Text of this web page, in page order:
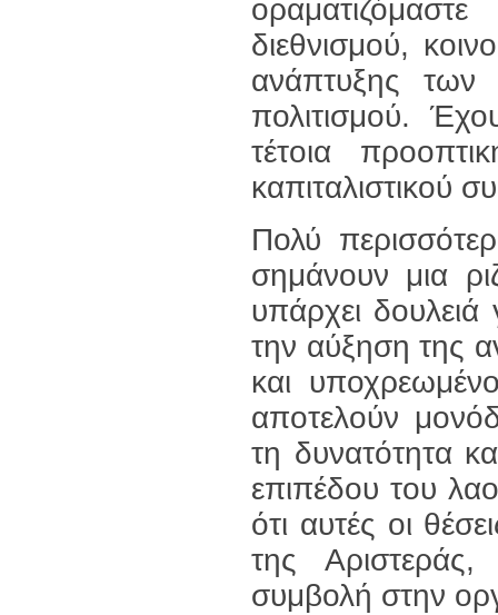
διεθνισμού,
ανάπτυξης των
πολιτισμού.
τέτοια
καπιταλιστικού
Πολύ
σημάνουν μια
υπάρχει δουλειά
την αύξηση της
και
αποτελούν
τη δυνατότητα
επιπέδου του
ότι αυτές οι
της
συμβολή στην